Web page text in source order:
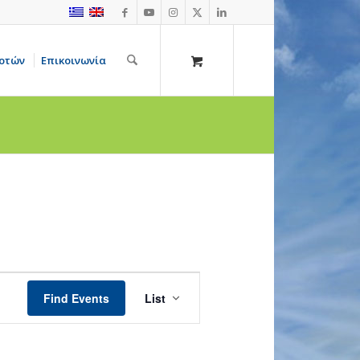
Επικοινωνία
Find Events
Views
List